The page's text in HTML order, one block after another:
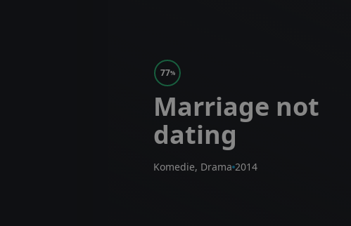
77%
Marriage not
dating
Komedie, Drama 2014